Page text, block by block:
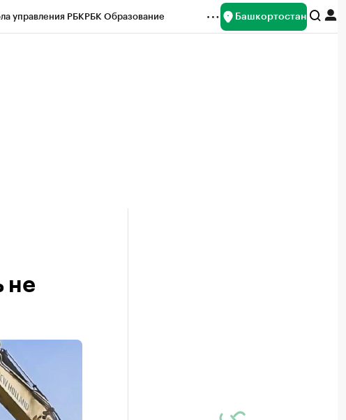
управления РБКРБК Образование Башкортостан
не